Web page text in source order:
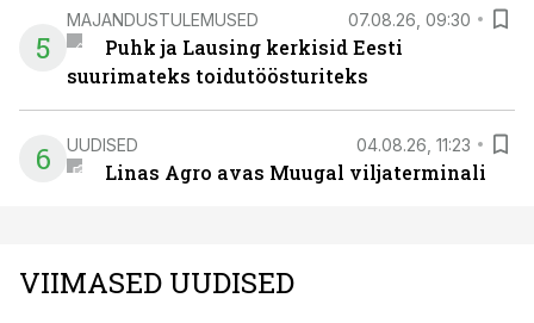
5
MAJANDUSTULEMUSED 07.08.26, 09:30
Puhk ja Lausing kerkisid Eesti
suurimateks toidutöösturiteks
6 UUDISED 04.08.26, 11:23
Linas Agro avas Muugal viljaterminali
VIIMASED UUDISED